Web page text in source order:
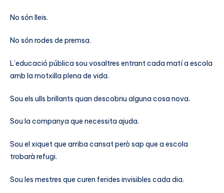
No són lleis.
No són rodes de premsa.
L’educació pública sou vosaltres entrant cada matí a escola
amb la motxilla plena de vida.
Sou els ulls brillants quan descobriu alguna cosa nova.
Sou la companya que necessita ajuda.
Sou el xiquet que arriba cansat però sap que a escola
trobarà refugi.
Sou les mestres que curen ferides invisibles cada dia.